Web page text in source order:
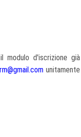
modulo d'iscrizione già
unitamente